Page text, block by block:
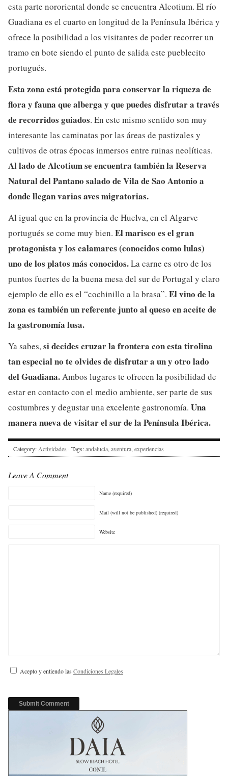
esta parte nororiental donde se encuentra Alcotium. El río
Guadiana es el cuarto en longitud de la Península Ibérica y
ofrece la posibilidad a los visitantes de poder recorrer un
tramo en bote siendo el punto de salida este pueblecito
portugués.
Esta zona está protegida para conservar la riqueza de
flora y fauna que alberga y que puedes disfrutar a través
de recorridos guiados. En este mismo sentido son muy
interesante las caminatas por las áreas de pastizales y
cultivos de otras épocas inmersos entre ruinas neolíticas.
Al lado de Alcotium se encuentra también la Reserva
Natural del Pantano salado de Vila de Sao Antonio a
donde llegan varias aves migratorias.
Al igual que en la provincia de Huelva, en el Algarve
portugués se come muy bien. El marisco es el gran
protagonista y los calamares (conocidos como lulas)
uno de los platos más conocidos.La carne es otro de los
puntos fuertes de la buena mesa del sur de Portugal y claro
ejemplo de ello es el “cochinillo a la brasa”. El vino de la
zona es también un referente junto al queso en aceite de
la gastronomía lusa.
Ya sabes,si decides cruzar la frontera con esta tirolina
tan especial no te olvides de disfrutar a un y otro lado
del Guadiana.Ambos lugares te ofrecen la posibilidad de
estar en contacto con el medio ambiente, ser parte de sus
costumbres y degustar una excelente gastronomía. Una
manera nueva de visitar el sur de la Península Ibérica.
Category:Actividades · Tags:andalucia,aventura,experiencias
Leave A Comment
Name (required)
Mail (will not be published) (required)
Website
Acepto y entiendo las Condiciones Legales